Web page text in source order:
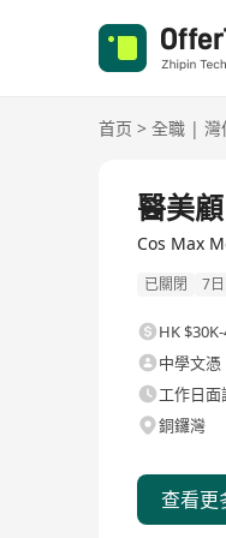
首页 > 全職 | 灣
醫美
Cos Max
已關閉 7
HK
中學文憑
工作日面
銅鑼灣
查看更